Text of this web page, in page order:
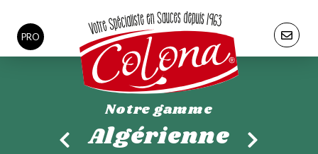
PRO
Notre gamme
Algérienne